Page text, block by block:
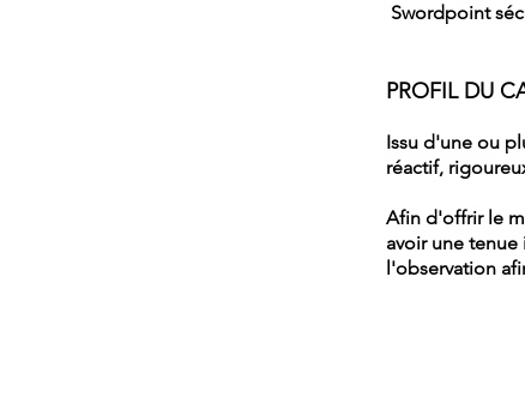
Swordpoint
PROFIL DU
Issu d'une ou
réactif,
Afin d'offrir le
avoir une
l'observation